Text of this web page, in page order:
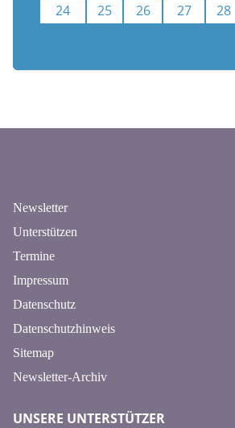
24
25 26 27
28
Newsletter
Unterstützen
Termine
Impressum
Datenschutz
Datenschutzhinweis
Sitemap
Newsletter-Archiv
UNSERE UNTERSTÜTZER